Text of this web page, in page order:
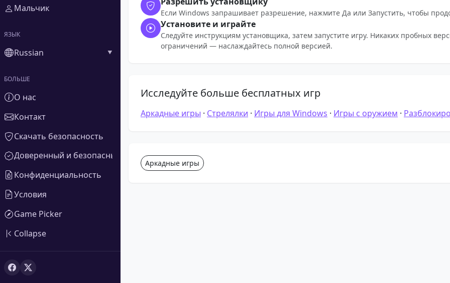
Если Windows запрашивает разрешение, нажмите Да или Запустить, чтобы
Установите и играйте
Следуйте инструкциям установщика, затем запустите игру. Никаких пробных
ограничений — наслаждайтесь полной версией.
Исследуйте больше бесплатных игр
Аркадные игры · Стрелялки · Игры для Windows · Игры с оружием ·
Аркадные игры
Мальчик
ЯЗЫК
Russian
БОЛЬШЕ
О нас
Контакт
Скачать безопасность
Доверенный и безопасный
Конфиденциальность
Условия
Game Picker
Collapse